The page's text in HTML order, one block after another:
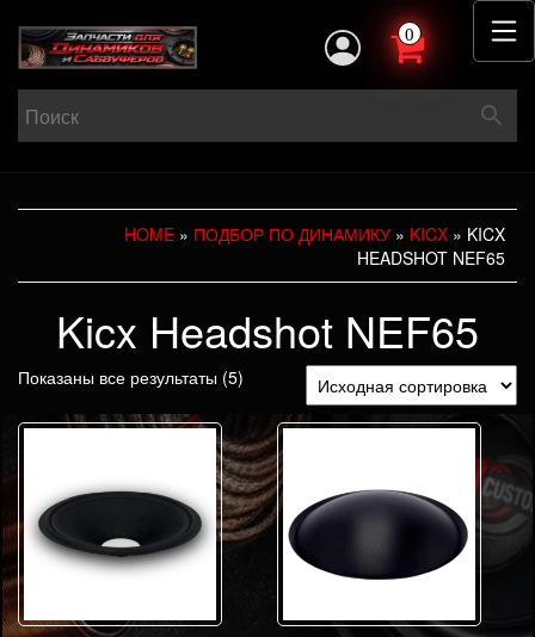
0
HOME » ПОДБОР ПО ДИНАМИКУ » KICX » KICX
HEADSHOT NEF65
Kicx Headshot NEF65
Показаны все результаты (5)